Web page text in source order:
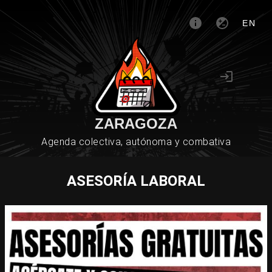
EN
ZARAGOZA
Agenda colectiva, autónoma y combativa
ASESORÍA LABORAL